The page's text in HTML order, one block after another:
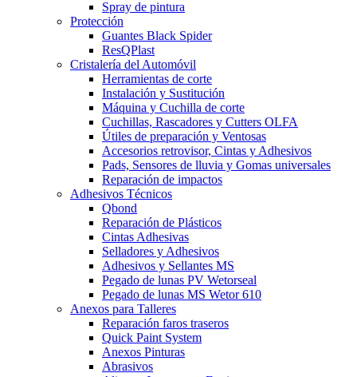
Spray de pintura
Protección
Guantes Black Spider
ResQPlast
Cristalería del Automóvil
Herramientas de corte
Instalación y Sustitución
Máquina y Cuchilla de corte
Cuchillas, Rascadores y Cutters OLFA
Útiles de preparación y Ventosas
Accesorios retrovisor, Cintas y Adhesivos
Pads, Sensores de lluvia y Gomas universales
Reparación de impactos
Adhesivos Técnicos
Qbond
Reparación de Plásticos
Cintas Adhesivas
Selladores y Adhesivos
Adhesivos y Sellantes MS
Pegado de lunas PV Wetorseal
Pegado de lunas MS Wetor 610
Anexos para Talleres
Reparación faros traseros
Quick Paint System
Anexos Pinturas
Abrasivos